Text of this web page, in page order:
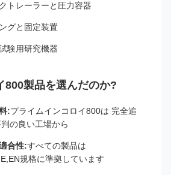
トレーラーと圧力容器
グと固定装置
験用研究機器
800製品を選んだのか?
:プライムインコロイ800は 完全追
の良い工場から
合性:すべての製品は
規格に準拠しています